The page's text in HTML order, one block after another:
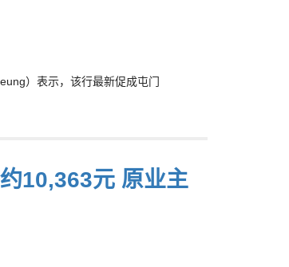
）表示，该行最新促成屯门
10,363元 原业主